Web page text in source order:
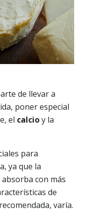
de llevar a
poner especial
el calcioy la
para
ya que la
con más
de
varía.